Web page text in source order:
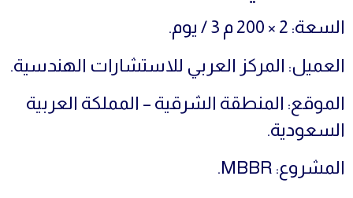
السعة: 2 × 200 م 3 / يوم.
العميل: المركز العربي للاستشارات الهندسية.
الموقع: المنطقة الشرقية – المملكة العربية
السعودية.
المشروع: MBBR.